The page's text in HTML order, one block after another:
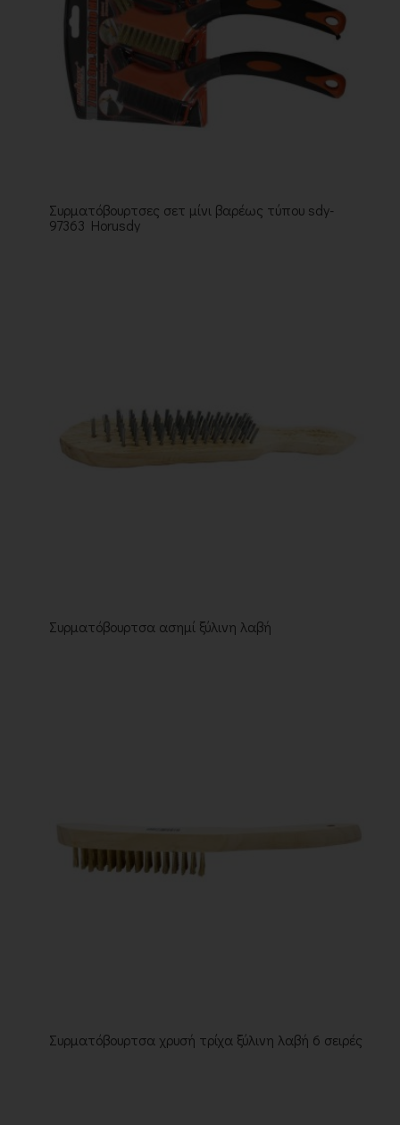
Συρματόβουρτσες σετ μίνι βαρέως τύπου sdy-
97363 Horusdy
Συρματόβουρτσα ασημί ξύλινη λαβή
Συρματόβουρτσα χρυσή τρίχα ξύλινη λαβή 6 σειρές